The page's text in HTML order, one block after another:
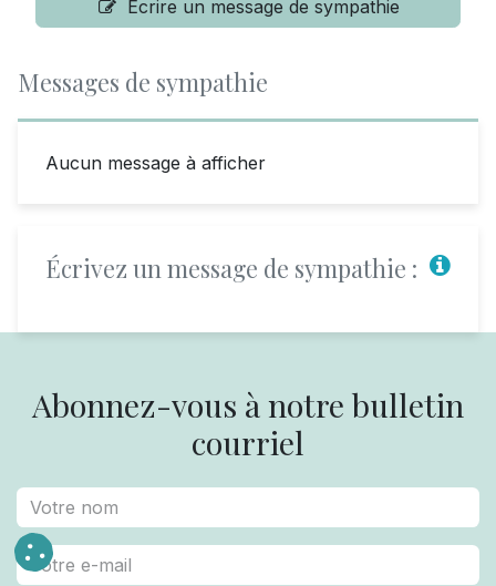
Écrire un message de sympathie
Messages de sympathie
Aucun message à afficher
Écrivez un message de sympathie :
Abonnez-vous à notre bulletin
courriel